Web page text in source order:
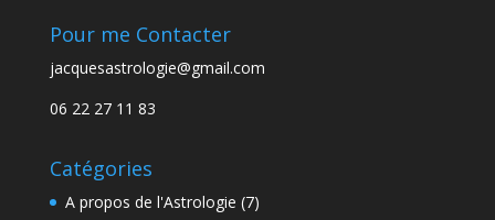
Pour me Contacter
jacquesastrologie@gmail.com
06 22 27 11 83
Catégories
A propos de l'Astrologie (7)